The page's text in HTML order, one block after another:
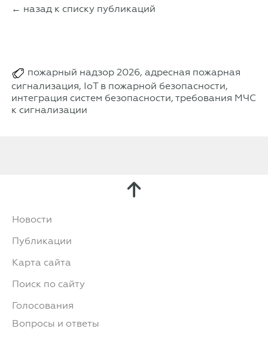
← назад к списку публикаций
пожарный надзор 2026, адресная пожарная
сигнализация, IoT в пожарной безопасности,
интеграция систем безопасности, требования МЧС
к сигнализации
Новости
Публикации
Карта сайта
Поиск по сайту
Голосования
Вопросы и ответы